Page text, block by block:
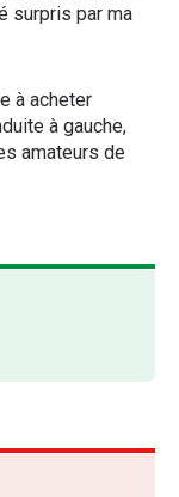
surpris par ma
à acheter
à gauche,
amateurs de